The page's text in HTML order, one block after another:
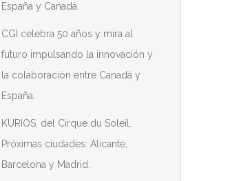
España y Canadá.
CGI celebra 50 años y mira al
futuro impulsando la innovación y
la colaboración entre Canadá y
España.
KURIOS, del Cirque du Soleil.
Próximas ciudades: Alicante,
Barcelona y Madrid.